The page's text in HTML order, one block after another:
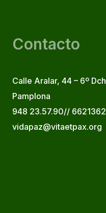
Contacto
Calle Aralar, 44 – 6º
Pamplona
948 23.57.90//
vidapaz@vitaetpax.org